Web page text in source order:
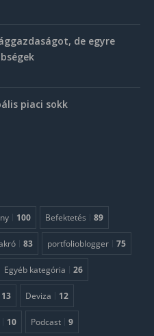
de egyre
piaci sokk
100 Befektetés 89
83 portfolioblogger 75
Egyéb kategória 26
13 Deviza 12
10 Podcast 9